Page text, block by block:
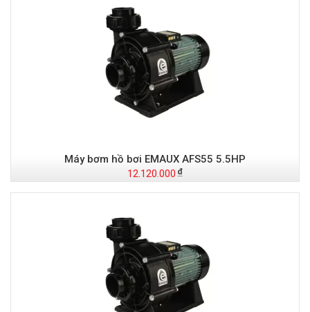
Máy bơm hồ bơi EMAUX AFS55 5.5HP
12.120.000